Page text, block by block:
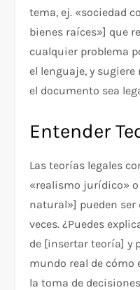
tema, ej. «sociedad
bienes raíces»] que
cualquier problema
el lenguaje, y
el documento sea
Entender
Las teorías legales
«realismo jurídico»
natural»] pueden ser
veces. ¿Puedes
de [insertar teoría] y
mundo real de
la toma de